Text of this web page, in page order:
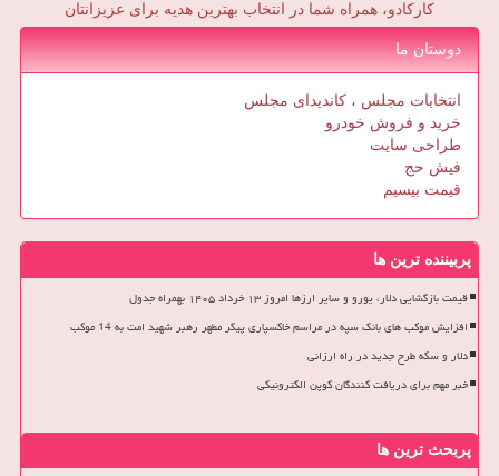
کارکادو، همراه شما در انتخاب بهترین هدیه برای عزیزانتان
دوستان ما
انتخابات مجلس ، کاندیدای مجلس
خرید و فروش خودرو
طراحی سایت
فیش حج
قیمت بیسیم
پربیننده ترین ها
قیمت بازگشایی دلار، یورو و سایر ارزها امروز ۱۳ خرداد ۱۴۰۵ بهمراه جدول
افزایش موکب های بانک سپه در مراسم خاکسپاری پیکر مطهر رهبر شهید امت به 14 موکب
دلار و سکه طرح جدید در راه ارزانی
خبر مهم برای دریافت کنندگان کوپن الکترونیکی
پربحث ترین ها